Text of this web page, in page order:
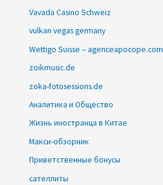
Vavada Casino Schweiz
vulkan vegas germany
Wettigo Suisse – agenceapocope.com
zoikmusic.de
zoka-fotosessions.de
Аналитика и Общество
Жизнь иностранца в Китае
Макси-обзорник
Приветственные бонусы
сателлиты